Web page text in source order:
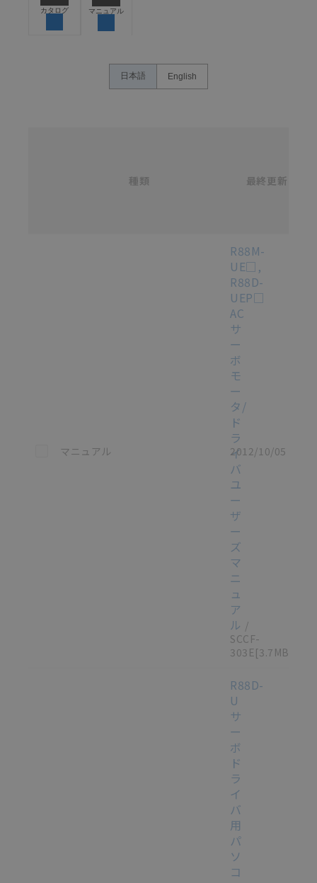
保できるよう設計されていること、および本製品が全
ン事例は参考用ですので、ご採用に際しては機器・装
置の機能や安全性をご確認のうえご使用ください。・
があります。改めて当サイトの掲載内容をご確認のう
カタログ マニュアル
日本語 English
種類 最終更新
この資料を選択
マニュアル
R88M-
UE□,
R88D-
UEP□
AC
サ
ー
ボ
モ
ー
タ/
ド
ラ
イ
バ
ユ
ー
ザ
ー
ズ
マ
ニ
ュ
ア
ル /
SCCF-
303E [3.7MB]
2012/10/05
R88D-
U
サ
ー
ボ
ド
ラ
イ
バ
用
パ
ソ
コ